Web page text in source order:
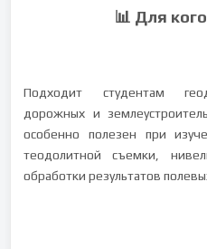
📊 Для
Подходит студентам
дорожных и
особенно полезен при
теодолитной съемки,
обработки результатов